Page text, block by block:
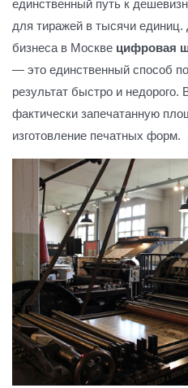
единственный путь к
для тиражей в тысячи единиц.
бизнеса в Москве цифровая
— это единственный способ
результат быстро и недорого.
фактически запечатанную
изготовление печатных форм.